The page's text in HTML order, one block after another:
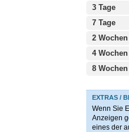
3 Tage
7 Tage
2 Wochen
4 Wochen
8 Wochen
EXTRAS /
Wenn Sie
Anzeigen
eines der